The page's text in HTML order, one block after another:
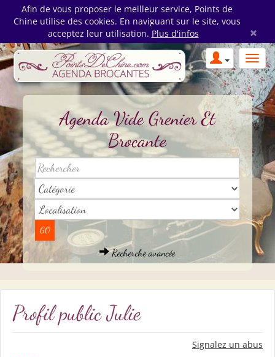
Afin de vous proposer le meilleur service, Points de
Chine utilise des cookies. En naviguant sur le site, vous
acceptez leur utilisation. Plus d'infos ×
Agenda Vide Grenier Et
Brocante
Recherche avancée
Profil public Julie
Signalez un abus